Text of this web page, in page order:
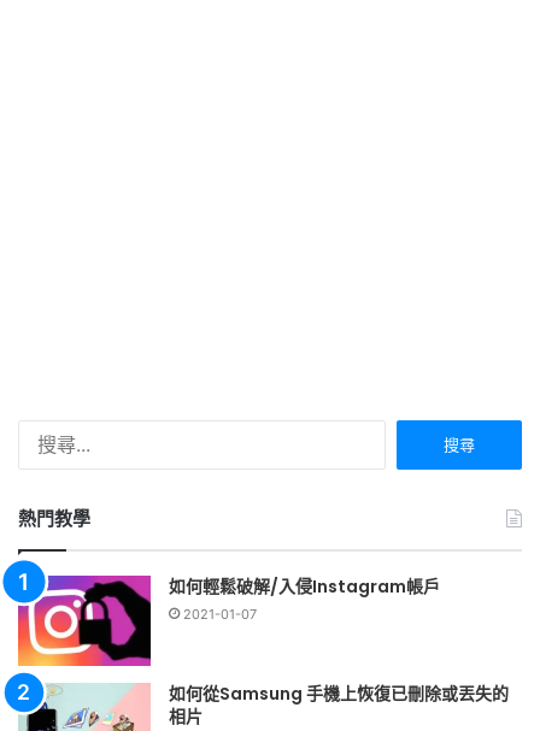
熱門教學
如何輕鬆破解/入侵Instagram帳戶
2021-01-07
如何從Samsung 手機上恢復已刪除或丟失的
相片